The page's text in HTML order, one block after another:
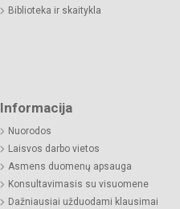
Biblioteka ir skaitykla
Informacija
Nuorodos
Laisvos darbo vietos
Asmens duomenų apsauga
Konsultavimasis su visuomene
Dažniausiai užduodami klausimai